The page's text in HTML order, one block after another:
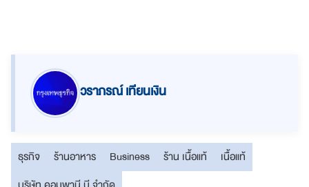
วราภรณ์ เทียนเงิน
ธุรกิจ ร้านอาหาร Business ร้าน เนื้อแท้
เนื้อแท้